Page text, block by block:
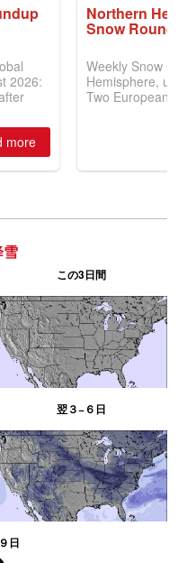
この3日間
翌３−６日
日